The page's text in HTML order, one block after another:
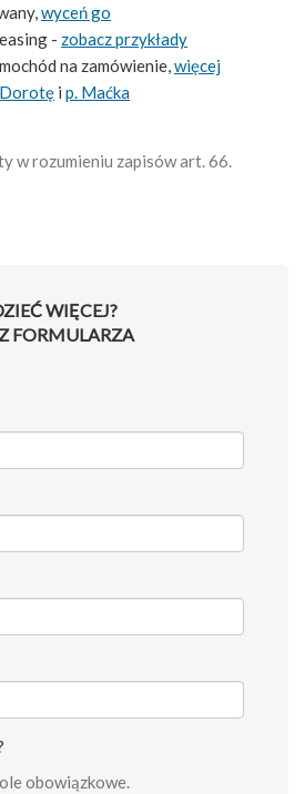
wyceń go
- zobacz przykłady
na zamówienie,więcej
i p. Maćka
w rozumieniu zapisów art. 66.
WIĘCEJ?
FORMULARZA
obowiązkowe.